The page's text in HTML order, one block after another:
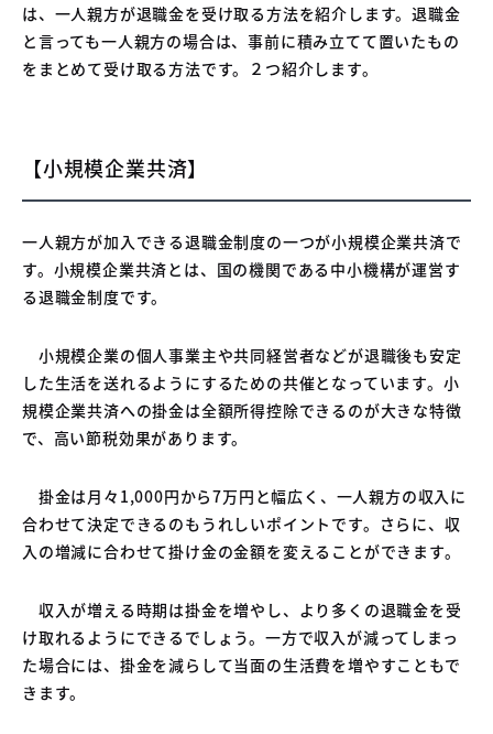
は、一人親方が退職金を受け取る方法を紹介します。退職金
と言っても一人親方の場合は、事前に積み立てて置いたもの
をまとめて受け取る方法です。２つ紹介します。
【小規模企業共済】
一人親方が加入できる退職金制度の一つが小規模企業共済で
す。小規模企業共済とは、国の機関である中小機構が運営す
る退職金制度です。
小規模企業の個人事業主や共同経営者などが退職後も安定
した生活を送れるようにするための共催となっています。小
規模企業共済への掛金は全額所得控除できるのが大きな特徴
で、高い節税効果があります。
掛金は月々1,000円から7万円と幅広く、一人親方の収入に
合わせて決定できるのもうれしいポイントです。さらに、収
入の増減に合わせて掛け金の金額を変えることができます。
収入が増える時期は掛金を増やし、より多くの退職金を受
け取れるようにできるでしょう。一方で収入が減ってしまっ
た場合には、掛金を減らして当面の生活費を増やすこともで
きます。